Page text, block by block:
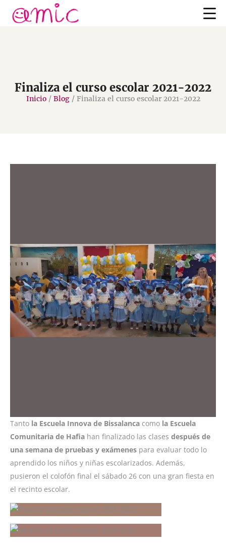
Finaliza el curso escolar 2021-2022
Inicio/ Blog/ Finaliza el curso escolar 2021-2022
Tanto la Escuela Innova de Bissalanca como la Escuela
Comunitaria de Hafia han finalizado las clases después de
una semana de pruebas y exámenes para evaluar todo lo
aprendido los niños y niñas escolarizados. Además,
pusieron el colofón final el sábado 26 con una gran fiesta en
el recinto escolar.